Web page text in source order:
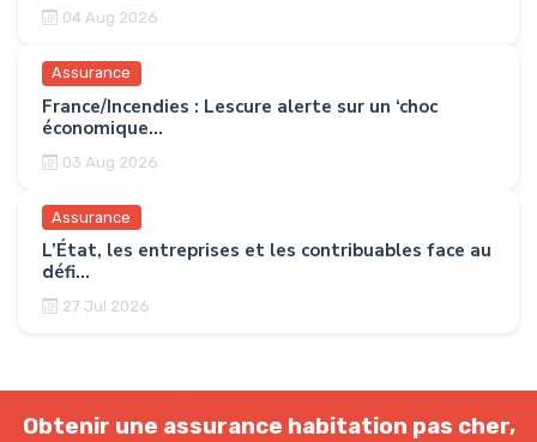
04 Aug 2026
Assurance
France/Incendies : Lescure alerte sur un ‘choc
économique...
03 Aug 2026
Assurance
L’État, les entreprises et les contribuables face au
défi...
27 Jul 2026
Obtenir une assurance habitation pas cher,